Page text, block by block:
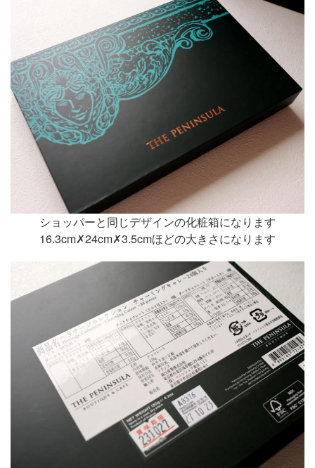
ショッパーと同じデザインの化粧箱になります
16.3cm✗24cm✗3.5cmほどの大きさになります